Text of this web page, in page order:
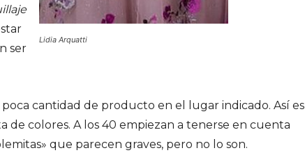
ser
Lidia Arquatti
cantidad de producto en el lugar indicado. Así es
de colores. A los 40 empiezan a tenerse en cuenta
que parecen graves, pero no lo son.